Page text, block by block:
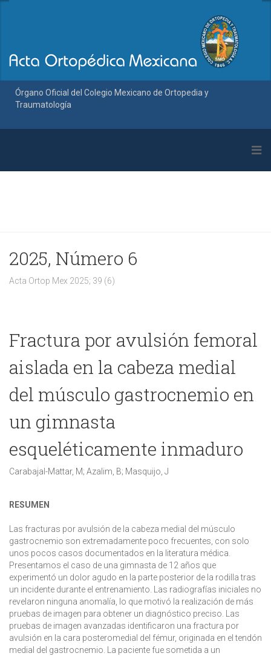
Órgano Oficial del Colegio Mexicano de Ortopedia y
Traumatología
2025, Número 6
Acta Ortop Mex 2025; 39 (6)
Fractura por avulsión femoral
aislada en la cabeza medial
del músculo gastrocnemio en
un gimnasta
esqueléticamente inmaduro
Carabajal-Mattar, M; Azalim, B; Masquijo, J
RESUMEN
Las fracturas por avulsión de la cabeza medial del músculo
gastrocnemio son extremadamente poco frecuentes, con solo
unos pocos casos documentados en la literatura médica.
Presentamos el caso de una gimnasta de 12 años que
experimentó un dolor agudo en la parte posterior de la rodilla tras
un incidente durante el entrenamiento. Las radiografías iniciales no
revelaron ninguna anomalía, lo que motivó la realización de más
pruebas de imagen para obtener un diagnóstico preciso. Las
pruebas de imagen avanzadas identificaron una fractura por
avulsión en la cara posteromedial del fémur, originada en el tendón
medial del gastrocnemio. La paciente fue sometida a un